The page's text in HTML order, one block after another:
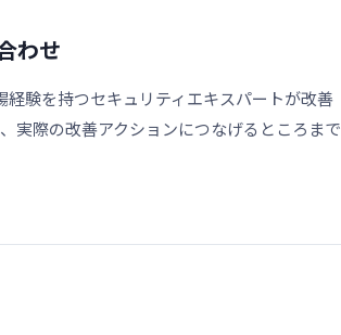
わせ
験を持つセキュリティエキスパートが改善
実際の改善アクションにつなげるところまで